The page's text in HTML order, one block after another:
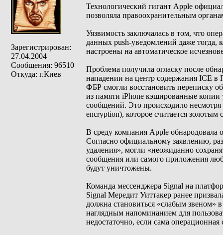
Зарегистрирован:
27.04.2004
Сообщения: 96510
Откуда: г.Киев
Технологический гигант Apple
позволяла правоохранительным
Уязвимость заключалась в том, что
данных push-уведомлений даже тогда,
настроены на автоматическое
Проблема получила огласку после
нападении на центр содержания ICE
ФБР смогли восстановить переписку
из памяти iPhone кэшированные
сообщений. Это происходило несмотря
encryption), которое считается золотым
В среду компания Apple обнародовала
Согласно официальному заявлению,
удаления», могли «неожиданно
сообщения или самого приложения
будут уничтожены.
Команда мессенджера Signal на
Signal Мередит Уиттакер ранее
должна становиться «слабым звеном»
наглядным напоминанием для
недостаточно, если сама